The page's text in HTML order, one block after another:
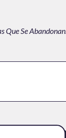
Que Se Abandonan.